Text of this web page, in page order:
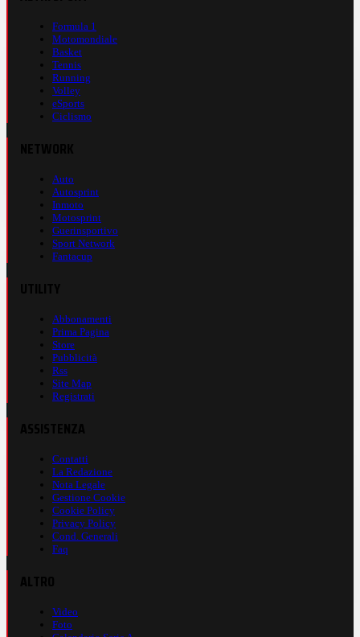
Formula 1
Motomondiale
Basket
Tennis
Running
Volley
eSports
Ciclismo
Auto
Autosprint
Inmoto
Motosprint
Guerinsportivo
Sport Network
Fantacup
Abbonamenti
Prima Pagina
Store
Pubblicità
Rss
Site Map
Registrati
Contatti
La Redazione
Nota Legale
Gestione Cookie
Cookie Policy
Privacy Policy
Cond. Generali
Faq
Video
Foto